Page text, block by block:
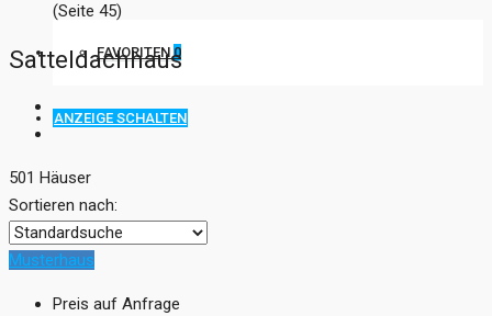
FAVORITEN0
ANZEIGE SCHALTEN
(Seite 45)
Satteldachhaus
501 Häuser
Sortieren nach:
Musterhaus
Preis auf Anfrage